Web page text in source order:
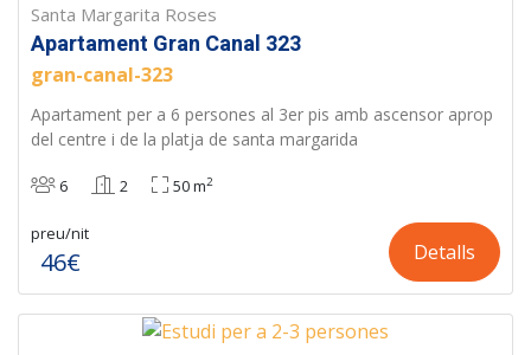
Santa Margarita Roses
Apartament Gran Canal 323
gran-canal-323
Apartament per a 6 persones al 3er pis amb ascensor aprop
del centre i de la platja de santa margarida
6 2 50 m2
preu/nit
46€ Detalls